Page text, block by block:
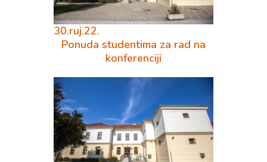
30.ruj.22.
Ponuda studentima za rad na
konferenciji